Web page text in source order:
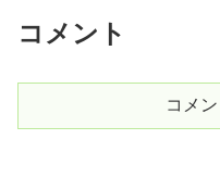
コメント
コメ